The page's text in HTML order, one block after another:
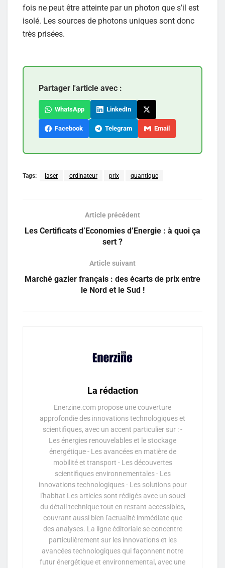
fois ne peut être atteinte par un photon que s’il est
isolé. Les sources de photons uniques sont donc
très prisées.
Partager l'article avec :
WhatsApp LinkedIn
Facebook Telegram Email
Tags: laser ordinateur prix quantique
Article précédent
Les Certificats d’Economies d’Energie : à quoi ça
sert ?
Article suivant
Marché gazier français : des écarts de prix entre
le Nord et le Sud !
La rédaction
Enerzine.com propose une couverture
approfondie des innovations technologiques et
scientifiques, avec un accent particulier sur : -
Les énergies renouvelables et le stockage
énergétique - Les avancées en matière de
mobilité et transport - Les découvertes
scientifiques environnementales - Les
innovations technologiques - Les solutions pour
l'habitat Les articles sont rédigés avec un souci
du détail technique tout en restant accessibles,
couvrant aussi bien l'actualité immédiate que
des analyses. La ligne éditoriale se concentre
particulièrement sur les innovations et les
avancées technologiques qui façonnent notre
futur énergétique et environnemental, avec une